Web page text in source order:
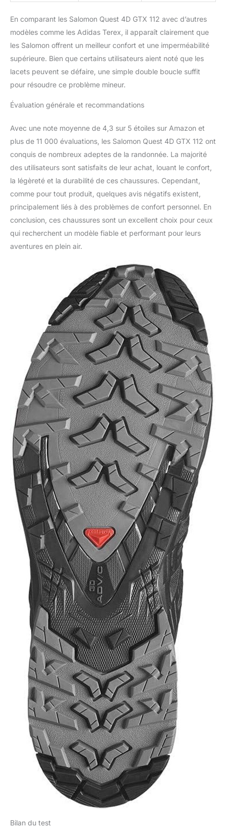
En comparant les Salomon Quest 4D GTX 112 avec d’autres
modèles comme les Adidas Terex, il apparaît clairement que
les Salomon offrent un meilleur confort et une imperméabilité
supérieure. Bien que certains utilisateurs aient noté que les
lacets peuvent se défaire, une simple double boucle suffit
pour résoudre ce problème mineur.
Évaluation générale et recommandations
Avec une note moyenne de 4,3 sur 5 étoiles sur Amazon et
plus de 11 000 évaluations, les Salomon Quest 4D GTX 112 ont
conquis de nombreux adeptes de la randonnée. La majorité
des utilisateurs sont satisfaits de leur achat, louant le confort,
la légèreté et la durabilité de ces chaussures. Cependant,
comme pour tout produit, quelques avis négatifs existent,
principalement liés à des problèmes de confort personnel. En
conclusion, ces chaussures sont un excellent choix pour ceux
qui recherchent un modèle fiable et performant pour leurs
aventures en plein air.
Bilan du test